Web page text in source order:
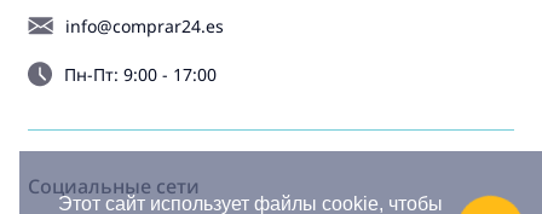
Этот сайт использует файлы cookie, чтобы
info@comprar24.es
Пн-Пт: 9:00 - 17:00
Социальные сети